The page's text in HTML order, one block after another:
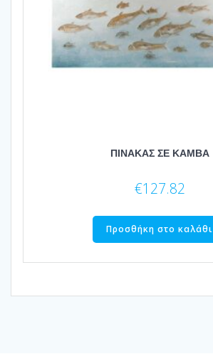
ΠΙΝΑΚΑΣ ΣΕ ΚΑΜΒΑ
€127.82
Προσθήκη στο καλάθι